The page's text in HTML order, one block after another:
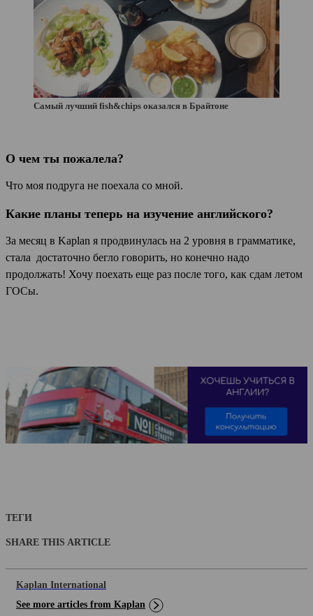
Самый лучший fish&chips оказался в Брайтоне
О чем ты пожалела?
Что моя подруга не поехала со мной.
Какие планы теперь на изучение английского?
За месяц в Kaplan я продвинулась на 2 уровня в грамматике,
стала достаточно бегло говорить, но конечно надо
продолжать! Хочу поехать еще раз после того, как сдам летом
ГОСы.
ТЕГИ
SHARE THIS ARTICLE
Kaplan International
See more articles from Kaplan